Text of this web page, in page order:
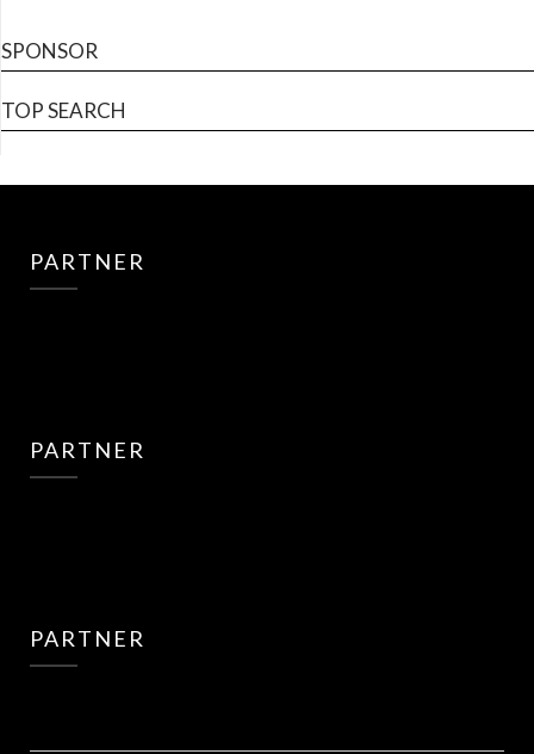
SPONSOR
TOP SEARCH
PARTNER
PARTNER
PARTNER